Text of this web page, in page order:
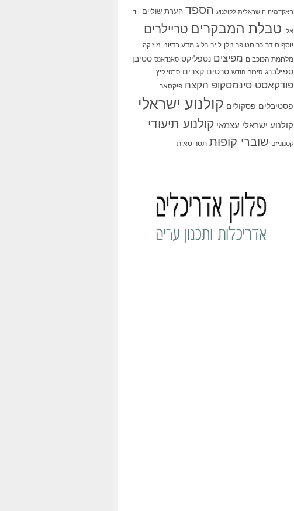
האקדמיה הישראלית לקולנוע הספד הערת שוליים וודי
אלן טבלת המבקרים טריילרים
יוסף סידר כריסטופר נולן לייב בלוג מדע בדיוני מוזיקה
מלחמת הכוכבים מפיצים נטפליקס סאנדאנס סטיבן
ספילברג סיכום חודש סרטים קצרים סרטי קיץ
פודקאסט סינמסקופ הקצה פיקסאר
פסטיבלים פסקולים קולנוע ישראלי
קולנוע ישראלי עצמאי קולנוע תיעודי
קטנוניזם שוברי קופות תסריטאות